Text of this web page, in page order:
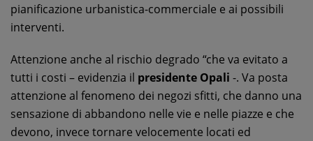
pianificazione urbanistica-commerciale e ai possibili
interventi.
Attenzione anche al rischio degrado “che va evitato a
tutti i costi – evidenzia il presidente Opali -. Va posta
attenzione al fenomeno dei negozi sfitti, che danno una
sensazione di abbandono nelle vie e nelle piazze e che
devono, invece tornare velocemente locati ed